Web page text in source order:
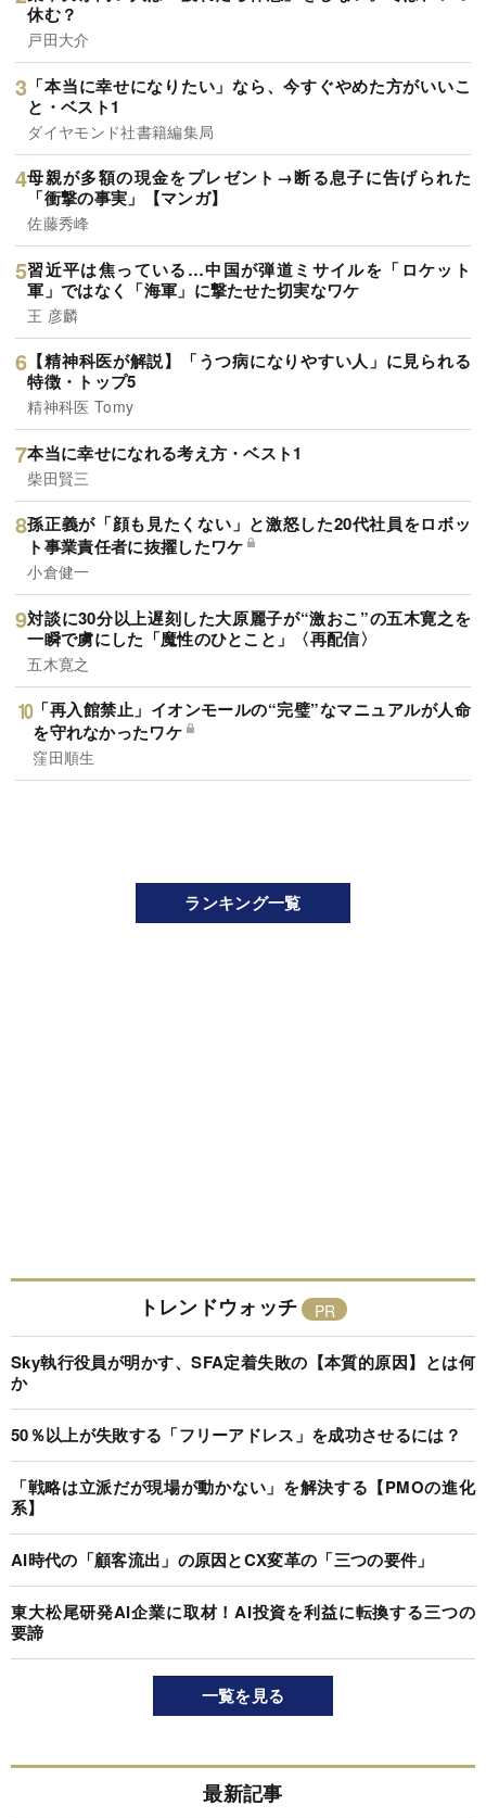
休む？
戸田大介
「本当に幸せになりたい」なら、今すぐやめた方がいいこ
と・ベスト1
ダイヤモンド社書籍編集局
母親が多額の現金をプレゼント→断る息子に告げられた
「衝撃の事実」【マンガ】
佐藤秀峰
習近平は焦っている…中国が弾道ミサイルを「ロケット
軍」ではなく「海軍」に撃たせた切実なワケ
王 彦麟
【精神科医が解説】「うつ病になりやすい人」に見られる
特徴・トップ5
精神科医 Tomy
本当に幸せになれる考え方・ベスト1
柴田賢三
孫正義が「顔も見たくない」と激怒した20代社員をロボッ
ト事業責任者に抜擢したワケ
小倉健一
対談に30分以上遅刻した大原麗子が“激おこ”の五木寛之を
一瞬で虜にした「魔性のひとこと」〈再配信〉
五木寛之
「再入館禁止」イオンモールの“完璧”なマニュアルが人命
を守れなかったワケ
窪田順生
ランキング一覧
トレンドウォッチ
Sky執行役員が明かす、SFA定着失敗の【本質的原因】とは何
か
50％以上が失敗する「フリーアドレス」を成功させるには？
「戦略は立派だが現場が動かない」を解決する【PMOの進化
系】
AI時代の「顧客流出」の原因とCX変革の「三つの要件」
東大松尾研発AI企業に取材！AI投資を利益に転換する三つの
要諦
一覧を見る
最新記事